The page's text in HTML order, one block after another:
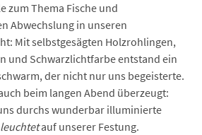
zum Thema Fische und
Abwechslung in unseren
Mit selbstgesägten Holzrohlingen,
und Schwarzlichtfarbe entstand ein
der nicht nur uns begeisterte.
beim langen Abend überzeugt:
durchs wunderbar illuminierte
auf unserer Festung.